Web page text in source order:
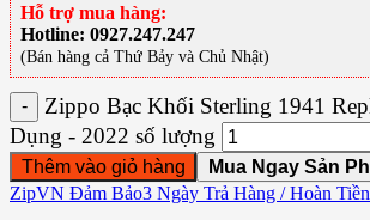
Hỗ trợ mua hàng:
Hotline: 0927.247.247
(Bán hàng cả Thứ Bảy và Chủ Nhật)
ZipVN Đảm Bảo3 Ngày Trả Hàng / Hoàn Tiền